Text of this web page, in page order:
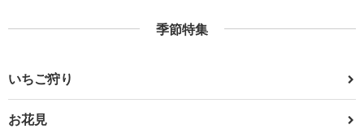
季節特集
いちご狩り
お花見